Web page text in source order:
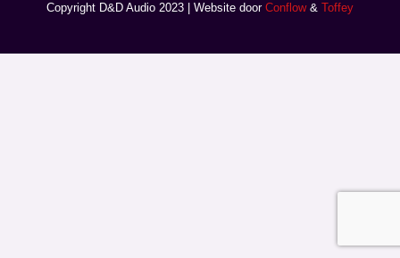
Copyright D&D Audio 2023 | Website door Conflow& Toffey